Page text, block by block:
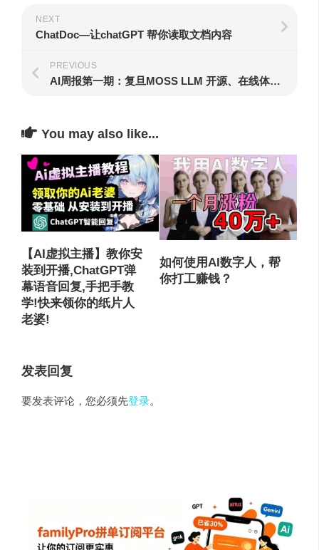
NEXT
ChatDoc—让chatGPT 帮你读取文档内容
PREVIOUS
AI周报第一期：复旦MOSS LLM 开源、在线体验MiniGPT4…..
You may also like...
【AI虚拟主播】教你安
装到开播,ChatGPT弹
幕语音回复,手把手教
学!快来领你的纸片人
老婆!
如何使用AI数字人，帮
你打工赚钱？
发表回复
要发表评论，您必须先登录。